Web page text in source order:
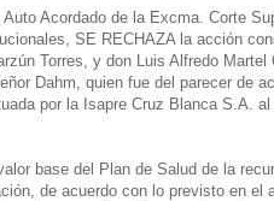
Acordado de la Excma. Corte
SE RECHAZA la acción
Torres, y don Luis Alfredo Martel
Dahm, quien fue del parecer de
por la Isapre Cruz Blanca S.A.
base del Plan de Salud de la
de acuerdo con lo previsto en el